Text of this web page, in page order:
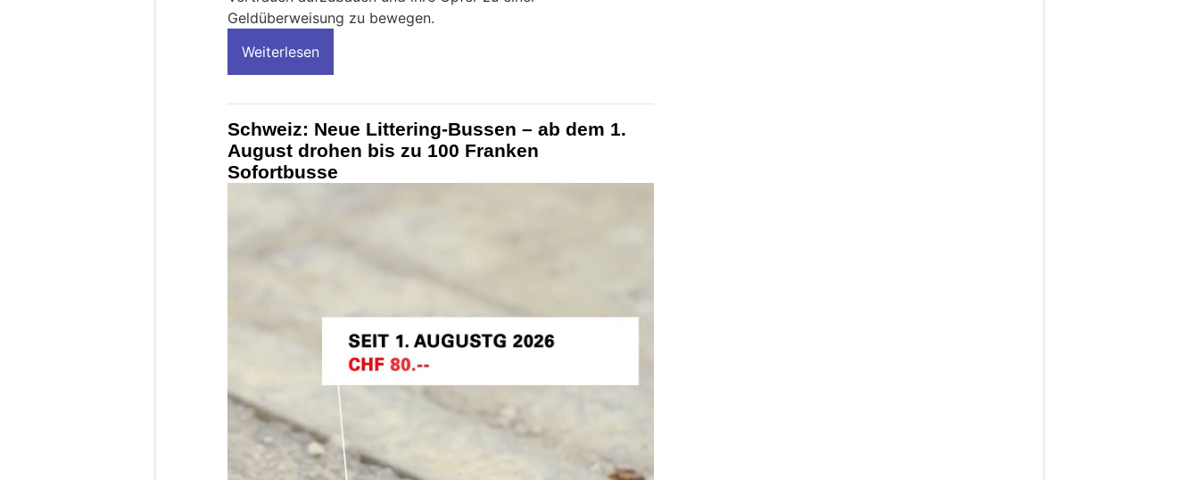
Geldüberweisung zu bewegen.
Weiterlesen
Schweiz: Neue Littering-Bussen – ab dem 1.
August drohen bis zu 100 Franken
Sofortbusse